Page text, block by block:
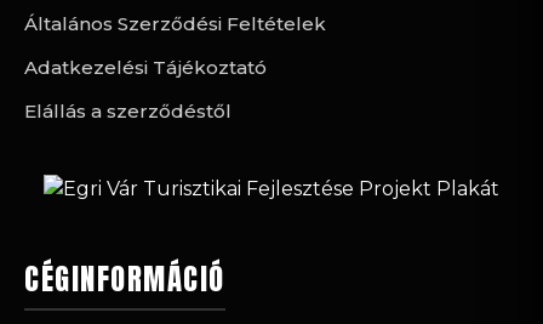
Általános Szerződési Feltételek
Adatkezelési Tájékoztató
Elállás a szerződéstől
CÉGINFORMÁCIÓ